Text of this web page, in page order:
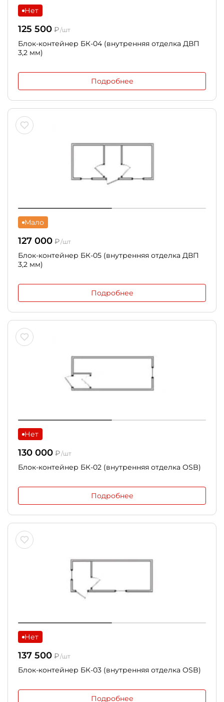
Нет
125 500 ₽/шт
Блок-контейнер БК-04 (внутренняя отделка ДВП
3,2 мм)
Подробнее
Мало
127 000 ₽/шт
Блок-контейнер БК-05 (внутренняя отделка ДВП
3,2 мм)
Подробнее
Нет
130 000 ₽/шт
Блок-контейнер БК-02 (внутренняя отделка OSB)
Подробнее
Нет
137 500 ₽/шт
Блок-контейнер БК-03 (внутренняя отделка OSB)
Подробнее